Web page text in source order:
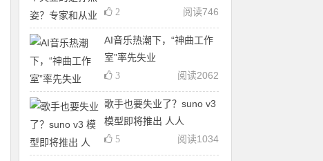
阅读746
2
AI音乐热潮下，“神曲工作
室”率先失业
阅读2062
3
歌手也要失业了？suno v3
模型即将推出 人人
阅读1034
5